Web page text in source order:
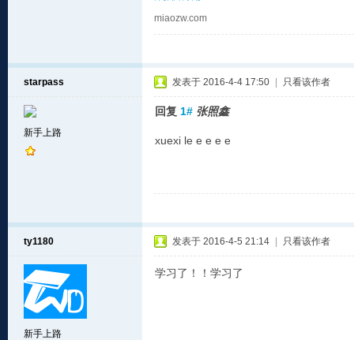
miaozw.com
starpass
新手上路
发表于 2016-4-4 17:50 只看该作者
回复 1# 张照鑫
xuexi le e e e e
ty1180
新手上路
发表于 2016-4-5 21:14 只看该作者
学习了！！学习了